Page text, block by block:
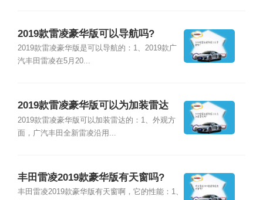
2019款雷凌豪华版可以导航吗?
2019款雷凌豪华版是可以导航的：1、2019款广
汽丰田雷凌在5月20...
2019款雷凌豪华版可以为加装雷达
吗?
2019款雷凌豪华版可以加装雷达的：1、外观方
面，广汽丰田全新雷凌沿用...
丰田雷凌2019款豪华版有天窗吗?
丰田雷凌2019款豪华版有天窗啊，它的性能：1、